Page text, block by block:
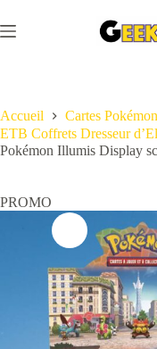
au
contenu
Accueil
Cartes Pokémon
ETB Coffrets Dresseur
Pokémon Illumis Display
PROMO